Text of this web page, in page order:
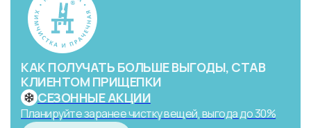
СЕЗОННЫЕ АКЦИИ
Планируйте заранее чистку вещей, выгода до 30%
КАК ПОЛУЧАТЬ БОЛЬШЕ ВЫГОДЫ, СТАВ
КЛИЕНТОМ ПРИЩЕПКИ